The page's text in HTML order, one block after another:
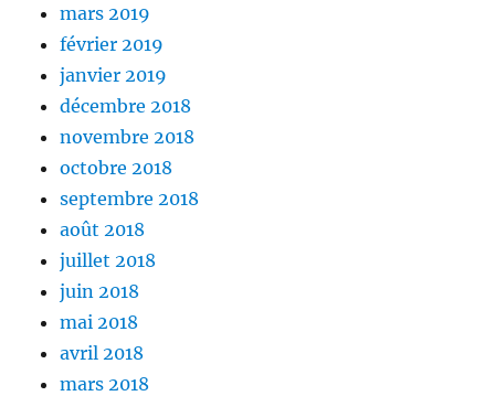
mars 2019
février 2019
janvier 2019
décembre 2018
novembre 2018
octobre 2018
septembre 2018
août 2018
juillet 2018
juin 2018
mai 2018
avril 2018
mars 2018